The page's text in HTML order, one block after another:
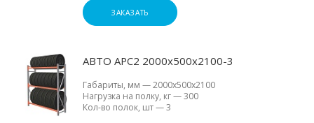
ЗАКАЗАТЬ
АВТО АРС2 2000х500х2100-3
Габариты, мм —2000х500х2100
Нагрузка на полку, кг—300
Кол-во полок, шт—3